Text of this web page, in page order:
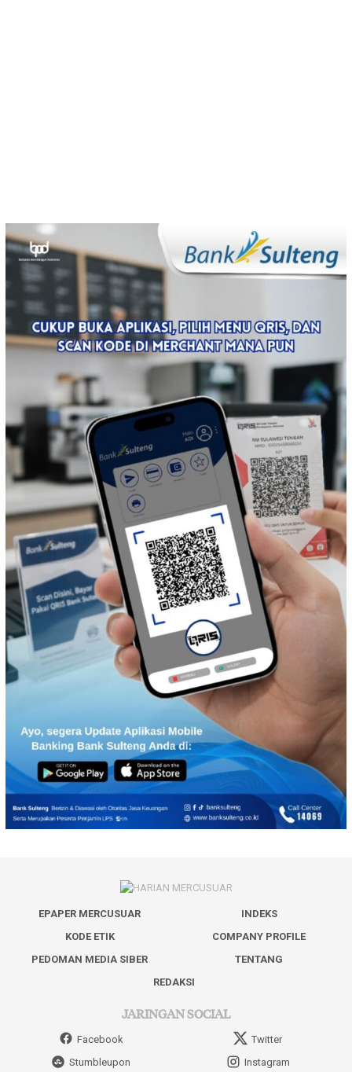
EPAPER MERCUSUAR
INDEKS
KODE ETIK
COMPANY PROFILE
PEDOMAN MEDIA SIBER
TENTANG
REDAKSI
JARINGAN SOCIAL
Facebook
Twitter
Stumbleupon
Instagram